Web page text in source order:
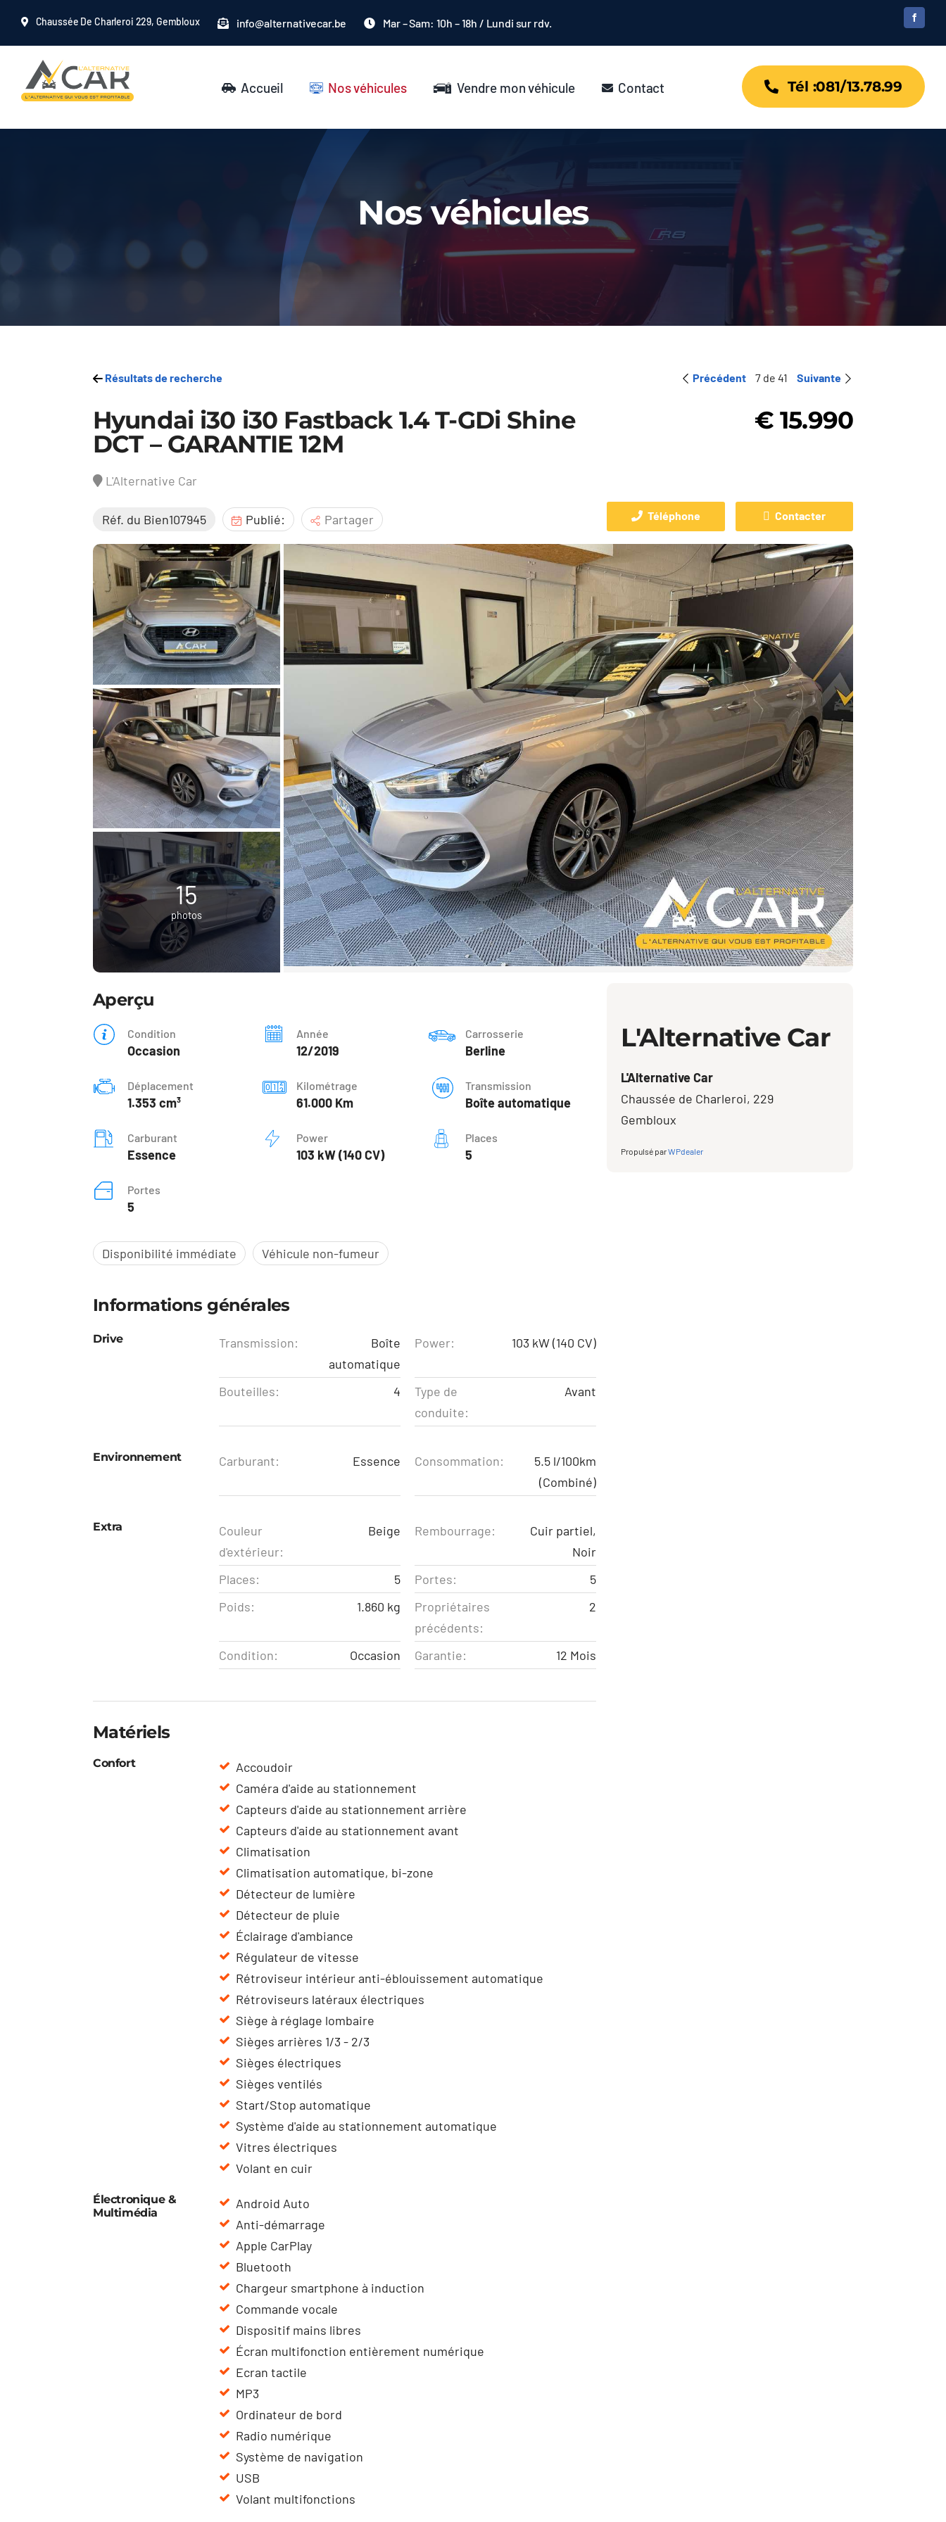
Chaussée De Charleroi 229, Gembloux info@alternativecar.be Mar – Sam: 10h – 18h / Lundi sur rdv.
Accueil Nos véhicules Vendre mon véhicule Contact Tél :081/13.78.99
Nos véhicules
Résultats de recherche Précédent 7 de 41 Suivante
Hyundai i30 i30 Fastback 1.4 T-GDi Shine
DCT – GARANTIE 12M
L'Alternative Car
€ 15.990
Réf. du Bien107945 Publié: Partager Téléphone Contacter
15
photos
Aperçu
Condition
Occasion
Année
12/2019
Carrosserie
Berline
Déplacement
1.353 cm³
Kilométrage
61.000 Km
Transmission
Boîte automatique
Carburant
Essence
Power
103 kW (140 CV)
Places
5
Portes
5
Disponibilité immédiate Véhicule non-fumeur
Informations générales
Drive Transmission:
Boîte
automatique
Power: 103 kW (140 CV)
Bouteilles: 4
Type de
conduite:
Avant
Environnement Carburant: Essence Consommation:
5.5 l/100km
(Combiné)
Extra
Couleur
d'extérieur:
Beige Rembourrage:
Cuir partiel,
Noir
Places:
5 Portes:
5
Poids:
1.860 kg
Propriétaires
précédents:
2
Condition: Occasion Garantie: 12 Mois
Matériels
Confort
Accoudoir
Caméra d'aide au stationnement
Capteurs d'aide au stationnement arrière
Capteurs d'aide au stationnement avant
Climatisation
Climatisation automatique, bi-zone
Détecteur de lumière
Détecteur de pluie
Éclairage d'ambiance
Régulateur de vitesse
Rétroviseur intérieur anti-éblouissement automatique
Rétroviseurs latéraux électriques
Siège à réglage lombaire
Sièges arrières 1/3 - 2/3
Sièges électriques
Sièges ventilés
Start/Stop automatique
Système d'aide au stationnement automatique
Vitres électriques
Volant en cuir
Électronique &
Multimédia
Android Auto
Anti-démarrage
Apple CarPlay
Bluetooth
Chargeur smartphone à induction
Commande vocale
Dispositif mains libres
Écran multifonction entièrement numérique
Ecran tactile
MP3
Ordinateur de bord
Radio numérique
Système de navigation
USB
Volant multifonctions
L'Alternative Car
L'Alternative Car
Chaussée de Charleroi, 229
Gembloux
Propulsé parWPdealer